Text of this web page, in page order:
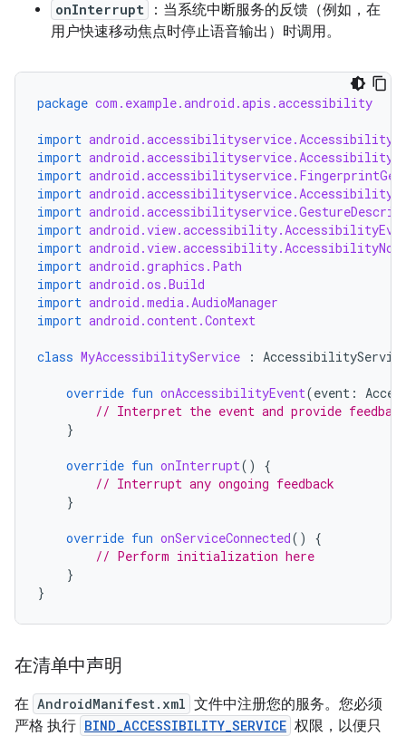
onInterrupt
：当系统中断服务的反馈（例如，在
用户快速移动焦点时停止语音输出）时调用。
package com.example.android.apis.accessibility
import
import
import
import
import
import
import
import android.graphics.Path
import android.os.Build
import android.media.AudioManager
import android.content.Context
class MyAccessibilityService :
override fun onAccessibilityEvent(event :
// Interpret the event and provide
}
override fun onInterrupt()
{
// Interrupt any ongoing feedback
}
override fun onServiceConnected()
{
// Perform initialization here
}
}
在清单中声明
在 AndroidManifest.xml 文件中注册您的服务。您必须
严格 执行 BIND_ACCESSIBILITY_SERVICE 权限，以便只